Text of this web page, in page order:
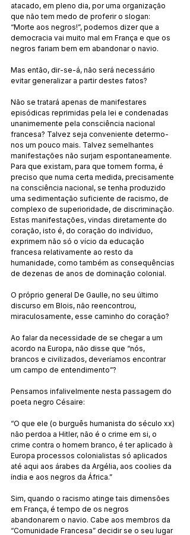
atacado, em pleno dia, por uma organização
que não tem medo de proferir o slogan:
“Morte aos negros!”, podemos dizer que a
democracia vai muito mal em França e que os
negros fariam bem em abandonar o navio.
Mas então, dir-se-á, não será necessário
evitar generalizar a partir destes fatos?
Não se tratará apenas de manifestares
episódicas reprimidas pela lei e condenadas
unanimemente pela consciência nacional
francesa? Talvez seja conveniente determo-
nos um pouco mais. Talvez semelhantes
manifestações não surjam espontaneamente.
Para que existam, para que tomem forma, é
preciso que numa certa medida, precisamente
na consciência nacional, se tenha produzido
uma sedimentação suficiente de racismo, de
complexo de superioridade, de discriminação.
Estas manifestações, vindas diretamente do
coração, isto é, do coração do indivíduo,
exprimem não só o vício da educação
francesa relativamente ao resto da
humanidade, como também as consequências
de dezenas de anos de dominação colonial.
O próprio general De Gaulle, no seu último
discurso em Blois, não reencontrou,
miraculosamente, esse caminho do coração?
Ao falar da necessidade de se chegar a um
acordo na Europa, não disse que “nós,
brancos e civilizados, deveríamos encontrar
um campo de entendimento”?
Pensamos infalivelmente nesta passagem do
poeta negro Césaire:
“O que ele (o burguês humanista do século xx)
não perdoa a Hitler, não é o crime em si, o
crime contra o homem branco, é ter aplicado à
Europa processos colonialistas só aplicados
até aqui aos árabes da Argélia, aos coolies da
índia e aos negros da África.”
Sim, quando o racismo atinge tais dimensões
em França, é tempo de os negros
abandonarem o navio. Cabe aos membros da
“Comunidade Francesa” decidir se o seu lugar